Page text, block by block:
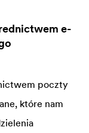
e-
poczty
które nam